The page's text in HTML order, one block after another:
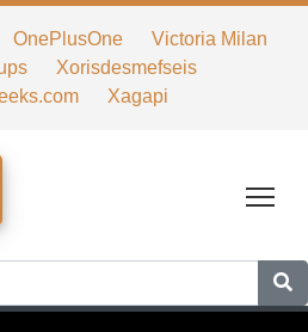
OnePlusOne
Victoria Milan
Xorisdesmefseis
Xagapi